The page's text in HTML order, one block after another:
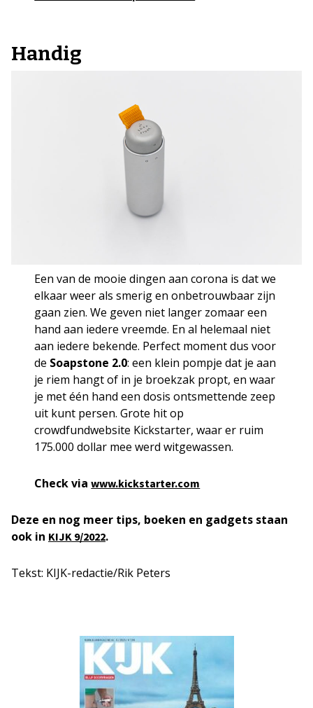
Handig
Een van de mooie dingen aan corona is dat we
elkaar weer als smerig en onbetrouwbaar zijn
gaan zien. We geven niet langer zomaar een
hand aan iedere vreemde. En al helemaal niet
aan iedere bekende. Perfect moment dus voor
de Soapstone 2.0: een klein pompje dat je aan
je riem hangt of in je broekzak propt, en waar
je met één hand een dosis ontsmettende zeep
uit kunt persen. Grote hit op
crowdfundwebsite Kickstarter, waar er ruim
175.000 dollar mee werd witgewassen.
Check viawww.kickstarter.com
Deze en nog meer tips, boeken en gadgets staan
ook in KIJK 9/2022.
Tekst: KIJK-redactie/Rik Peters